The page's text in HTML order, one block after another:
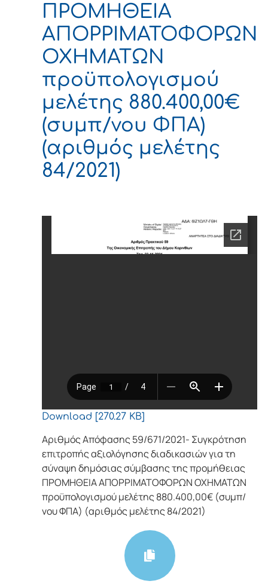
ΠΡΟΜΗΘΕΙΑ
ΑΠΟΡΡΙΜΑΤΟΦΟΡΩΝ
ΟΧΗΜΑΤΩΝ
προϋπολογισμού
μελέτης 880.400,00€
(συμπ/νου ΦΠΑ)
(αριθμός μελέτης
84/2021)
Download [270.27 KB]
Αριθμός Απόφασης 59/671/2021- Συγκρότηση
επιτροπής αξιολόγησης διαδικασιών για τη
σύναψη δημόσιας σύμβασης της προμήθειας
ΠΡΟΜΗΘΕΙΑ ΑΠΟΡΡΙΜΑΤΟΦΟΡΩΝ ΟΧΗΜΑΤΩΝ
προϋπολογισμού μελέτης 880.400,00€ (συμπ/
νου ΦΠΑ) (αριθμός μελέτης 84/2021)